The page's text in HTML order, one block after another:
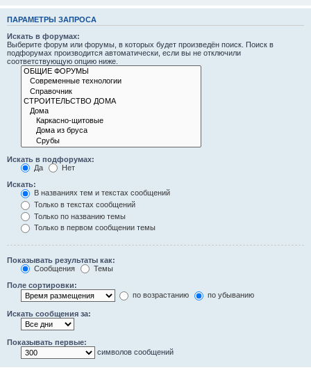
ПАРАМЕТРЫ ЗАПРОСА
Искать в форумах:
Выберите форум или форумы, в которых будет произведён поиск. Поиск в
подфорумах производится автоматически, если вы не отключили
соответствующую опцию ниже.
Искать в подфорумах:
Да
Нет
Искать:
В названиях тем и текстах сообщений
Только в текстах сообщений
Только по названию темы
Только в первом сообщении темы
Показывать результаты как:
Сообщения
Темы
Поле сортировки:
по возрастанию
по убыванию
Искать сообщения за:
Показывать первые:
символов сообщений